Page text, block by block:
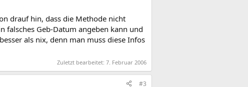
drauf hin, dass die Methode nicht
falsches Geb-Datum angeben kann und
als nix, denn man muss diese Infos
Zuletzt bearbeitet: 7. Februar 2006
#3